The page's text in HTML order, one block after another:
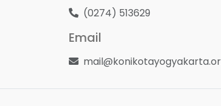
(0274) 513629
Email